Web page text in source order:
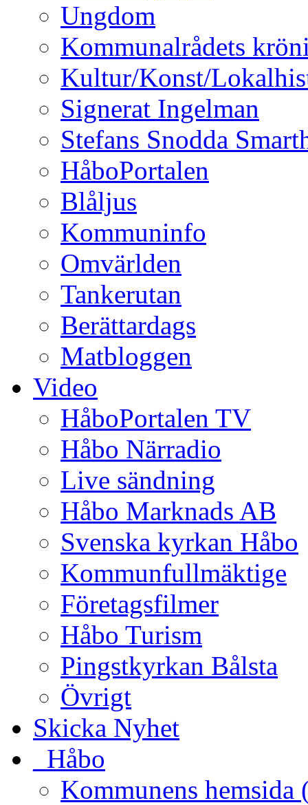
Ungdom
Kommunalrådets
Kultur/Konst/
Signerat Ingelman
Stefans Snodda
HåboPortalen
Blåljus
Kommuninfo
Omvärlden
Tankerutan
Berättardags
Matbloggen
Video
HåboPortalen TV
Håbo Närradio
Live sändning
Håbo Marknads AB
Svenska kyrkan Håbo
Kommunfullmäktige
Företagsfilmer
Håbo Turism
Pingstkyrkan Bålsta
Övrigt
Skicka Nyhet
_Håbo
Kommunens hemsida